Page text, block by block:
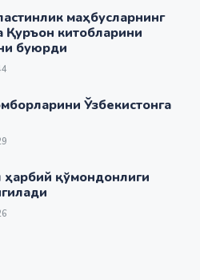
маҳбусларнинг
Қуръон китобларини
буюрди
Ўзбекистонга
ҳарбий қўмондонлиги